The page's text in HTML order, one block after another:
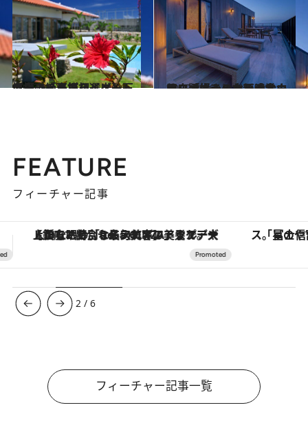
2025.9.8
【ミシュラン初選出】石垣島の絶景プライベートヴィラ「石垣ヒルズ®」で極上の島旅を
ライフスタイル 2025.8.26
サウナ好きのためのサウナファーストな新感覚ホテル「オールドルーキーサウナホテル木更津金田」誕生！
旅＆お出かけ
FEATURE
フィーチャー記事
「星のや富士」でデジタルデトックス。冨士信仰の歴史を辿り、心身を調える。 ヴァシュロン・コンスタンタ
3 /6
フィーチャー記事一覧